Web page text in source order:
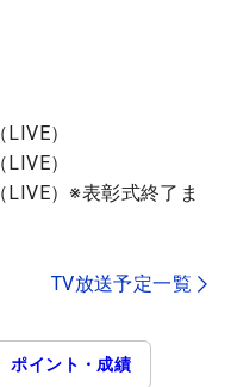
）
）
LIVE）※表彰式終了ま
TV放送予定一覧
ポイント・成績